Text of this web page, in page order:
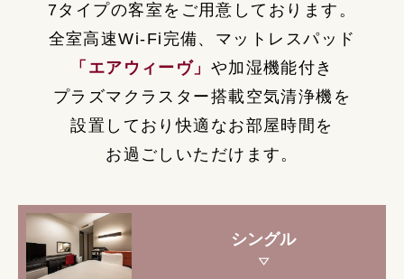
7タイプの客室をご用意しております。
全室高速Wi-Fi完備、マットレスパッド
「エアウィーヴ」 や加湿機能付き
プラズマクラスター搭載空気清浄機を
設置しており快適なお部屋時間を
お過ごしいただけます。
シングル